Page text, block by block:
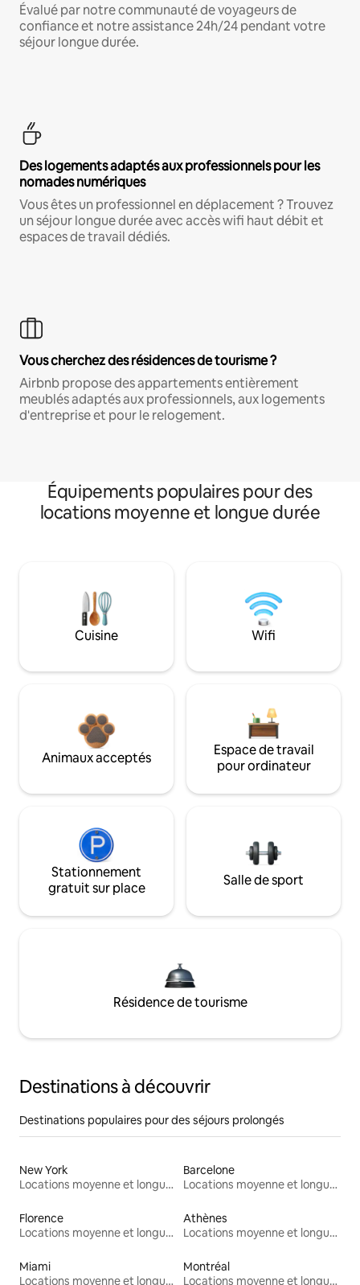
Évalué par notre communauté de voyageurs de
confiance et notre assistance 24h/24 pendant votre
séjour longue durée.
Des logements adaptés aux professionnels pour les
nomades numériques
Vous êtes un professionnel en déplacement ? Trouvez
un séjour longue durée avec accès wifi haut débit et
espaces de travail dédiés.
Vous cherchez des résidences de tourisme ?
Airbnb propose des appartements entièrement
meublés adaptés aux professionnels, aux logements
d'entreprise et pour le relogement.
Équipements populaires pour des
locations moyenne et longue durée
Cuisine Wifi
Animaux acceptés
Espace de travail
pour ordinateur
Stationnement
gratuit sur place
Salle de sport
Résidence de tourisme
Destinations à découvrir
Destinations populaires pour des séjours prolongés
New York
Locations moyenne et longue durée
Barcelone
Locations moyenne et longue durée
Florence
Locations moyenne et longue durée
Athènes
Locations moyenne et longue durée
Miami
Locations moyenne et longue durée
Montréal
Locations moyenne et longue durée